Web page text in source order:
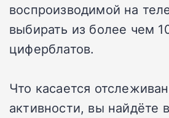
воспроизводимой на
выбирать из более чем
циферблатов.
Что касается
активности, вы найдёте